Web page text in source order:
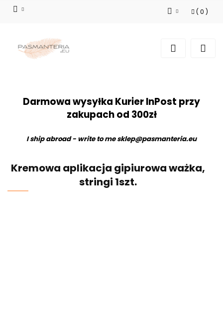
( 0 )
Darmowa wysyłka Kurier InPost przy
zakupach od 300zł
I ship abroad - write to mesklep@pasmanteria.eu
Kremowa aplikacja gipiurowa ważka,
stringi 1szt.